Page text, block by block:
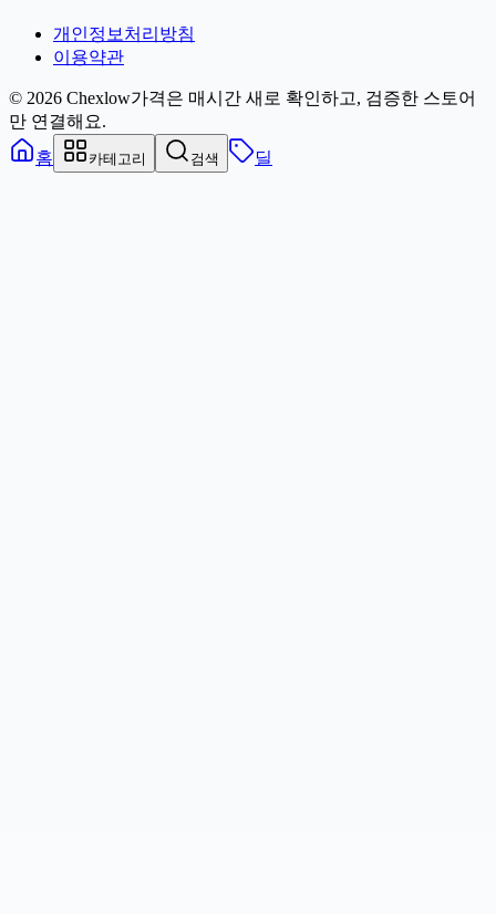
개인정보처리방침
이용약관
© 2026 Chexlow가격은 매시간 새로 확인하고, 검증한 스토어
만 연결해요.
홈
카테고리 검색 딜